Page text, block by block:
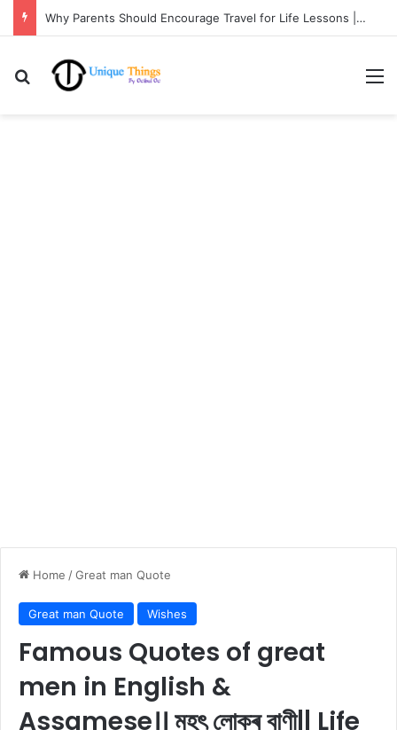
Why Parents Should Encourage Travel for Life Lessons | Ocibul Oc
Search for
Home /Great man Quote
Great man Quote Wishes
Famous Quotes of great
men in English &
Assamese।। মহৎ লোকৰ বাণী|| Life